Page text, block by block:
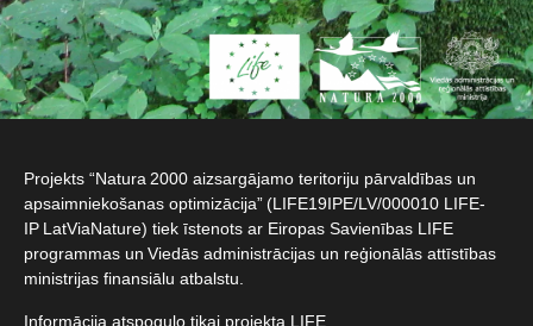
Projekts “Natura 2000 aizsargājamo teritoriju pārvaldības un
apsaimniekošanas optimizācija” (LIFE19IPE/LV/000010 LIFE-
IP LatViaNature) tiek īstenots ar Eiropas Savienības LIFE
programmas un Viedās administrācijas un reģionālās attīstības
ministrijas finansiālu atbalstu.​
Informācija atspoguļo tikai projekta LIFE